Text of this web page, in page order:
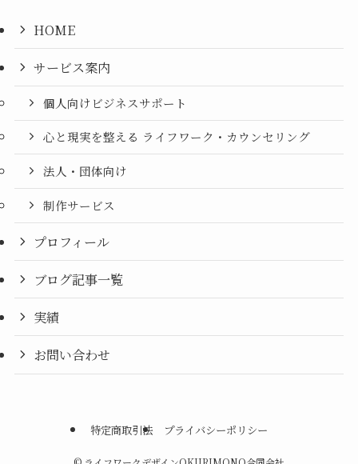
HOME
サービス案内
個人向けビジネスサポート
心と現実を整える ライフワーク・カウンセリング
法人・団体向け
制作サービス
プロフィール
ブログ記事一覧
実績
お問い合わせ
特定商取引法 プライバシーポリシー